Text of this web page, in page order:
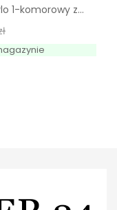
1-komorowy z...